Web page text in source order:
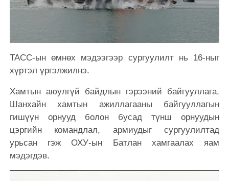
ТАСС-ын өмнөх мэдээгээр сургуулилт нь 16-ныг
хүртэл үргэлжилнэ.
Хамтын аюулгүй байдлын гэрээний байгууллага,
Шанхайн хамтын ажиллагааны байгууллагын
гишүүн орнууд болон бусад түнш орнуудын
цэргийн командлал, армиудыг сургуулилтад
урьсан гэж ОХУ-ын Батлан ​​хамгаалах яам
мэдэгдэв.